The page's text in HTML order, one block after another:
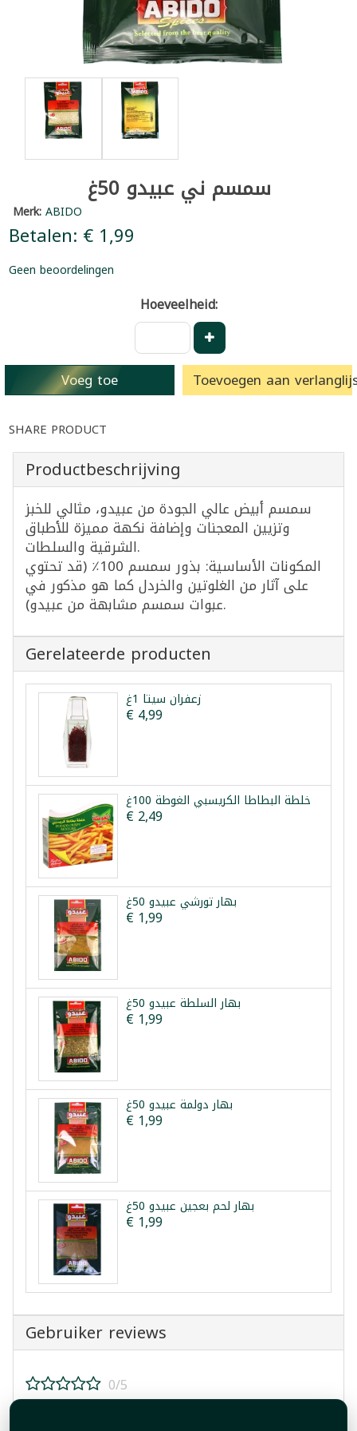
سمسم ني عبيدو 50غ
Merk:ABIDO
Betalen: € 1,99
Geen beoordelingen
Hoeveelheid:
Voeg toe Toevoegen aan
SHARE PRODUCT
Productbeschrijving
سمسم أبيض عالي الجودة من عبيدو، مثالي للخبز
وتزيين المعجنات وإضافة نكهة مميزة للأطباق
الشرقية والسلطات.
المكونات الأساسية: بذور سمسم 100٪ (قد تحتوي
على آثار من الغلوتين والخردل كما هو مذكور في
عبوات سمسم مشابهة من عبيدو).
Gerelateerde producten
زعفران سيتا 1غ
€ 4,99
خلطة البطاطا الكريسبي الغوطة 100غ
€ 2,49
بهار تورشي عبيدو 50غ
€ 1,99
بهار السلطة عبيدو 50غ
€ 1,99
بهار دولمة عبيدو 50غ
€ 1,99
بهار لحم بعجين عبيدو 50غ
€ 1,99
Gebruiker reviews
0/5